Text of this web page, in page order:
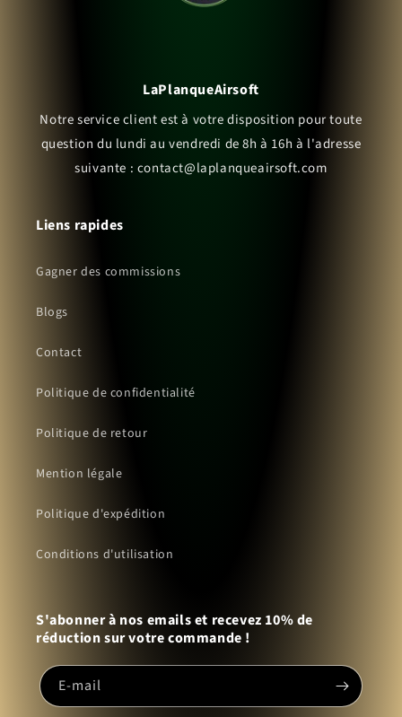
LaPlanqueAirsoft
Notre service client est à votre disposition pour toute
question du lundi au vendredi de 8h à 16h à l'adresse
suivante : contact@laplanqueairsoft.com
Liens rapides
Gagner des commissions
Blogs
Contact
Politique de confidentialité
Politique de retour
Mention légale
Politique d'expédition
Conditions d'utilisation
S'abonner à nos emails et recevez 10% de
réduction sur votre commande !
E-mail